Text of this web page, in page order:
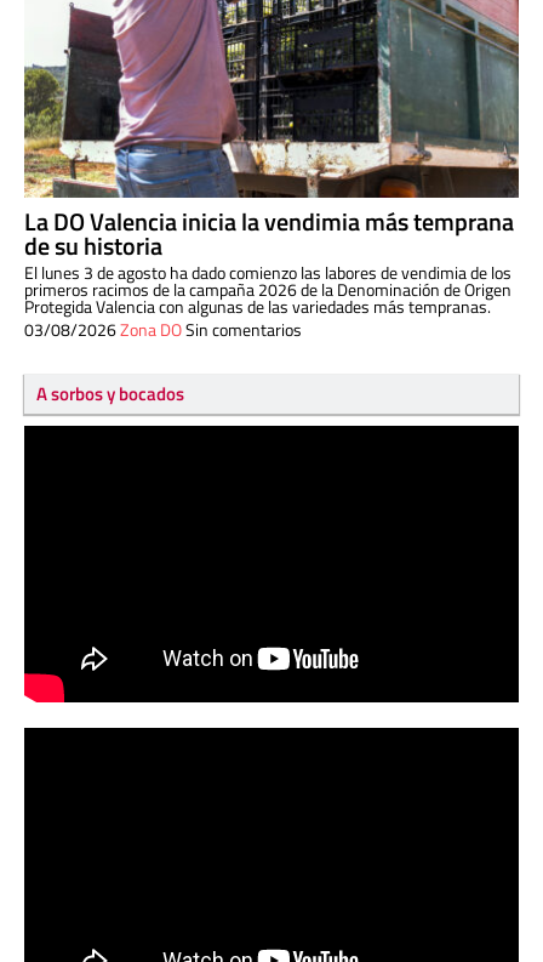
La DO Valencia inicia la vendimia más temprana
de su historia
El lunes 3 de agosto ha dado comienzo las labores de vendimia de los
primeros racimos de la campaña 2026 de la Denominación de Origen
Protegida Valencia con algunas de las variedades más tempranas.
03/08/2026Zona DOSin comentarios
A sorbos y bocados